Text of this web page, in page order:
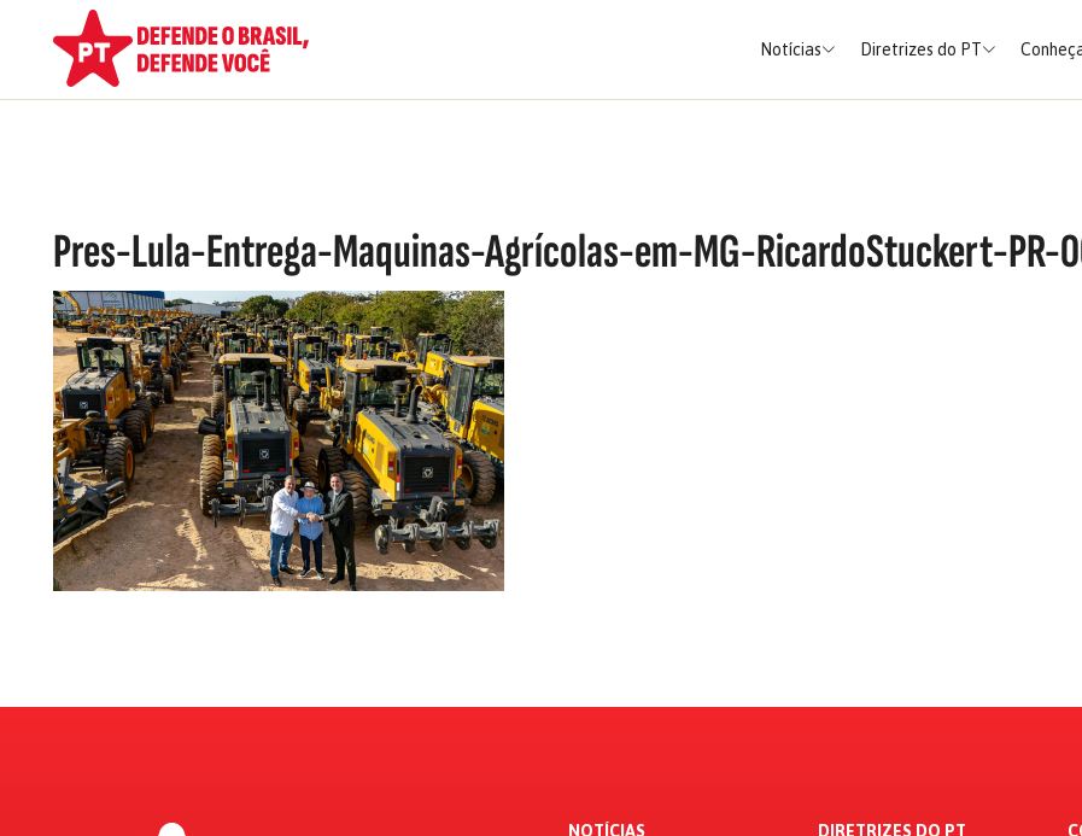
Notícias Diretrizes do PT
Pres-Lula-Entrega-Maquinas-Agrícolas-em-MG-RicardoStuckert-PR-
NOTÍCIAS DIRETRIZES DO PT